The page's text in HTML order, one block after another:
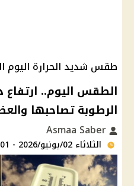
طقس شديد الحرارة اليوم
الطقس اليوم.. ارتفاع
الرطوبة تصاحبها
الثلاثاء 02/يونيو/2026 - 10:01 ص